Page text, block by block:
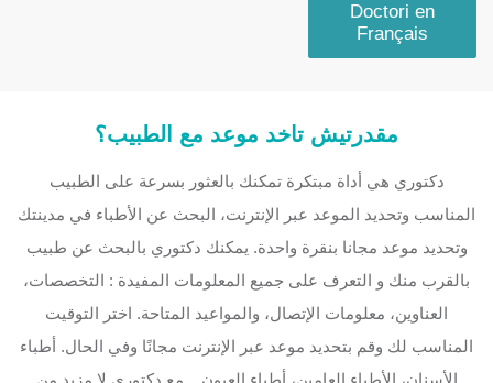
Doctori en
Français
مقدرتيش تاخد موعد مع الطبيب؟
دكتوري هي أداة مبتكرة تمكنك بالعثور بسرعة على الطبيب
المناسب وتحديد الموعد عبر الإنترنت، البحث عن الأطباء في مدينتك
وتحديد موعد مجانا بنقرة واحدة. يمكنك دكتوري بالبحث عن طبيب
بالقرب منك و التعرف على جميع المعلومات المفيدة : التخصصات،
العناوين، معلومات الإتصال، والمواعيد المتاحة. اختر التوقيت
المناسب لك وقم بتحديد موعد عبر الإنترنت مجانًا وفي الحال. أطباء